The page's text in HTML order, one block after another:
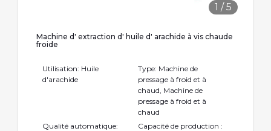
1 /5
Machine d' extraction d' huile d' arachide à vis chaude
froide
Utilisation: Huile
d'arachide
Type: Machine de
pressage à froid et à
chaud, Machine de
pressage à froid et à
chaud
Qualité automatique:
Capacité de production :